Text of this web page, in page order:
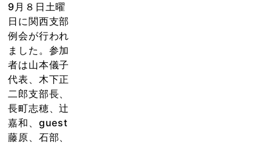
9月８日土曜
日に関西支部
例会が行われ
ました。参加
者は山本儀子
代表、木下正
二郎支部長、
長町志穂、辻
嘉和、guest
藤原、石部、